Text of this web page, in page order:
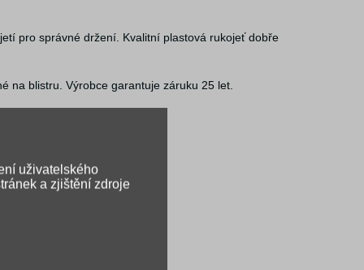
pro správné držení. Kvalitní plastová rukojeť dobře
na blistru. Výrobce garantuje záruku 25 let.
uživatelského
a zjištění zdroje